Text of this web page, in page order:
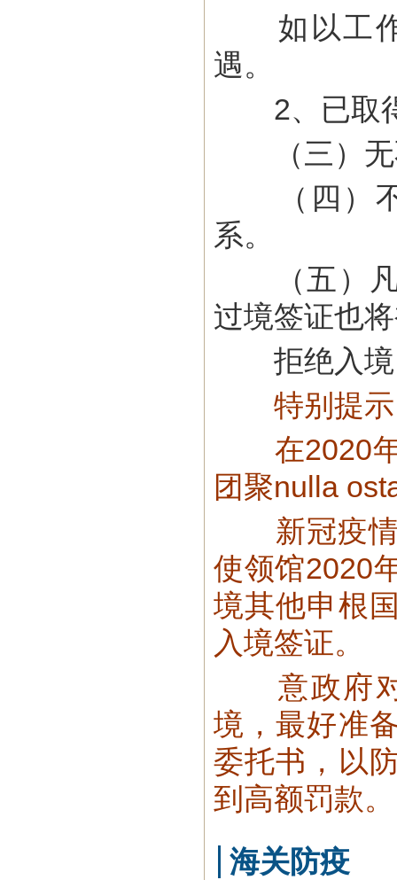
如以工作
遇。
2、已取得
（三）无
（四）不
系。
（五）凡
过境签证也
拒绝入境
特别提
在2020年1
团聚nulla
新冠疫情
使领馆2020
境其他申根
入境签证。
意政府对
境，最好准
委托书，以
到高额罚款。
海关防疫